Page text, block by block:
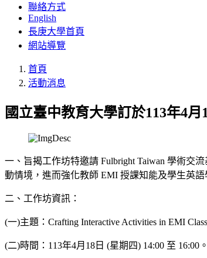
聯絡方式
English
長庚大學首頁
網站導覽
首頁
活動消息
國立臺中教育大學訂於113年4
一、旨揭工作坊特邀請 Fulbright Taiwan 學術交
動情境，進而強化教師 EMI 授課知能及學生英
二、工作坊資訊：
(一)主題：Crafting Interactive Activities in EMI
(二)時間：113年4月18日 (星期四) 14:00 至 16:00。